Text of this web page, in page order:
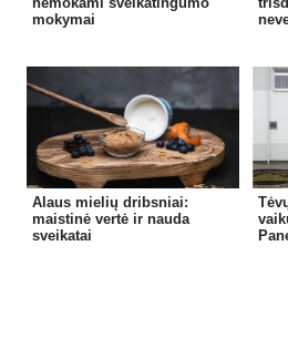
mokymai
Alaus mielių dribsniai:
maistinė vertė ir nauda
sveikatai